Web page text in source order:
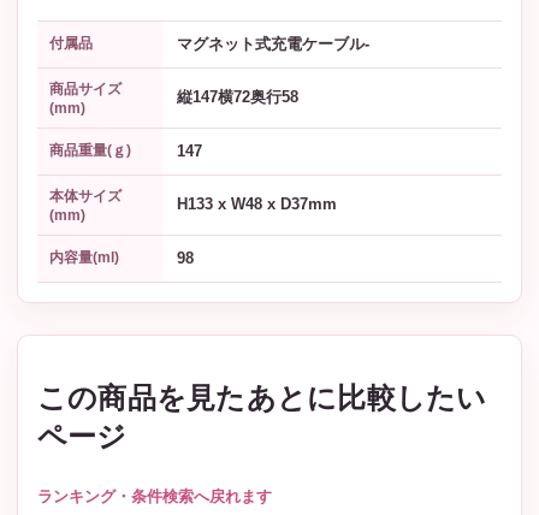
付属品 マグネット式充電ケーブル-
商品サイズ
(mm)
縦147横72奥行58
商品重量(ｇ) 147
本体サイズ
(mm)
H133 x W48 x D37mm
内容量(ml) 98
この商品を見たあとに比較したい
ページ
ランキング・条件検索へ戻れます